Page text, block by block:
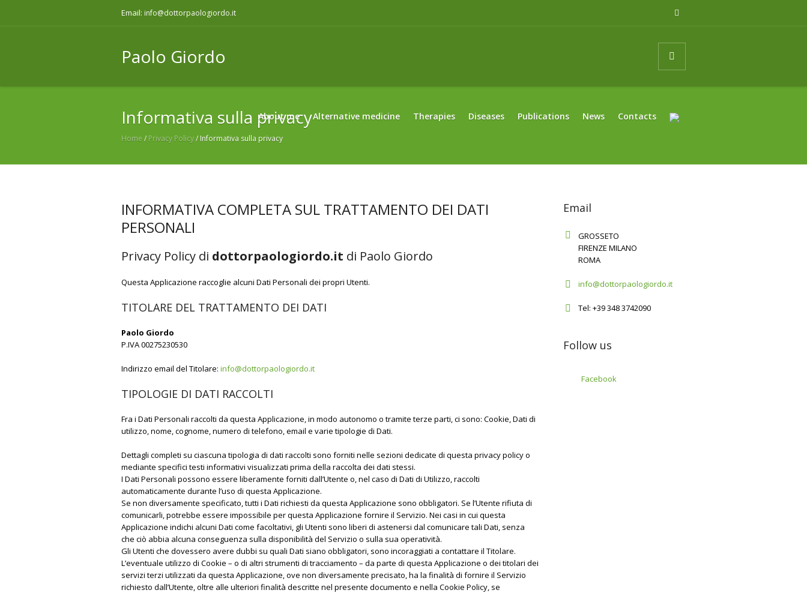
Email: info@dottorpaologiordo.it
Paolo Giordo
About me Alternative medicine Therapies Diseases Publications News Contacts
Informativa sulla privacy
Home / Privacy Policy/ Informativa sulla privacy
INFORMATIVA COMPLETA SUL TRATTAMENTO DEI DATI
PERSONALI
Privacy Policy di dottorpaologiordo.it di Paolo Giordo
Questa Applicazione raccoglie alcuni Dati Personali dei propri Utenti.
TITOLARE DEL TRATTAMENTO DEI DATI
Paolo Giordo
P.IVA 00275230530
Indirizzo email del Titolare: info@dottorpaologiordo.it
TIPOLOGIE DI DATI RACCOLTI
Fra i Dati Personali raccolti da questa Applicazione, in modo autonomo o tramite terze parti, ci sono: Cookie, Dati di
utilizzo, nome, cognome, numero di telefono, email e varie tipologie di Dati.
Dettagli completi su ciascuna tipologia di dati raccolti sono forniti nelle sezioni dedicate di questa privacy policy o
mediante specifici testi informativi visualizzati prima della raccolta dei dati stessi.
I Dati Personali possono essere liberamente forniti dall’Utente o, nel caso di Dati di Utilizzo, raccolti
automaticamente durante l’uso di questa Applicazione.
Se non diversamente specificato, tutti i Dati richiesti da questa Applicazione sono obbligatori. Se l’Utente rifiuta di
comunicarli, potrebbe essere impossibile per questa Applicazione fornire il Servizio. Nei casi in cui questa
Applicazione indichi alcuni Dati come facoltativi, gli Utenti sono liberi di astenersi dal comunicare tali Dati, senza
che ciò abbia alcuna conseguenza sulla disponibilità del Servizio o sulla sua operatività.
Gli Utenti che dovessero avere dubbi su quali Dati siano obbligatori, sono incoraggiati a contattare il Titolare.
L’eventuale utilizzo di Cookie – o di altri strumenti di tracciamento – da parte di questa Applicazione o dei titolari dei
servizi terzi utilizzati da questa Applicazione, ove non diversamente precisato, ha la finalità di fornire il Servizio
richiesto dall’Utente, oltre alle ulteriori finalità descritte nel presente documento e nella Cookie Policy, se
Email
GROSSETO
FIRENZE MILANO
ROMA
info@dottorpaologiordo.it
Tel: +39 348 3742090
Follow us
Facebook